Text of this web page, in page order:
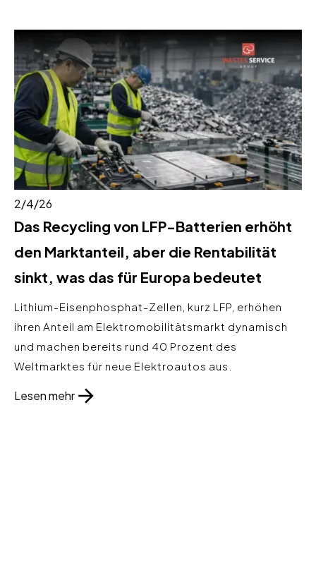
2/4/26
Das Recycling von LFP-Batterien erhöht
den Marktanteil, aber die Rentabilität
sinkt, was das für Europa bedeutet
Lithium-Eisenphosphat-Zellen, kurz LFP, erhöhen
ihren Anteil am Elektromobilitätsmarkt dynamisch
und machen bereits rund 40 Prozent des
Weltmarktes für neue Elektroautos aus.
Lesen mehr